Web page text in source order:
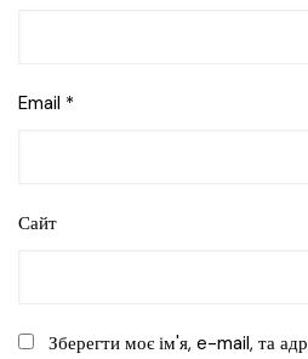
Email *
Сайт
Зберегти моє ім'я, e-mail, та